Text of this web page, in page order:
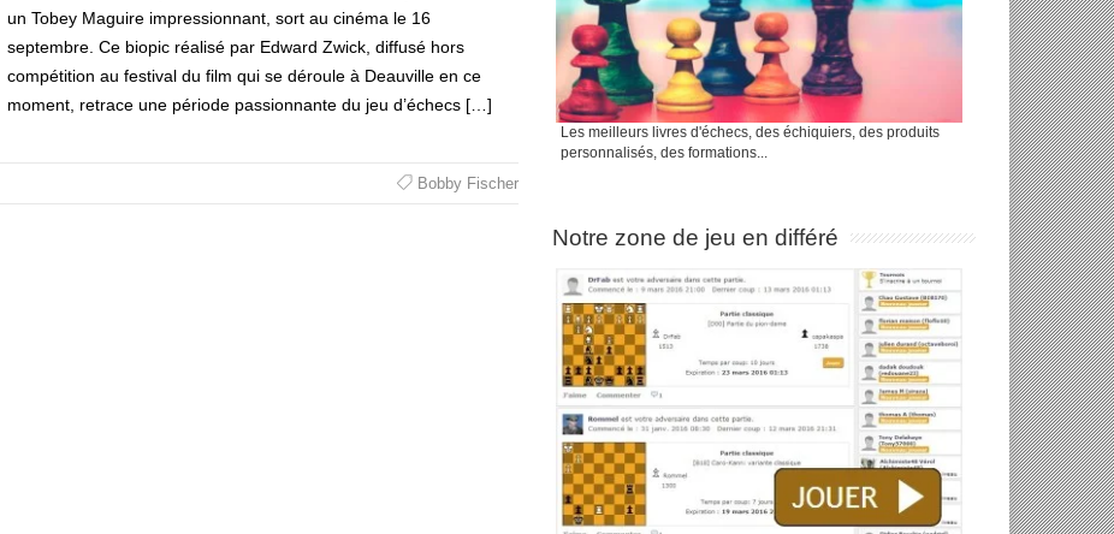
un Tobey Maguire impressionnant, sort au cinéma le 16
septembre. Ce biopic réalisé par Edward Zwick, diffusé hors
compétition au festival du film qui se déroule à Deauville en ce
moment, retrace une période passionnante du jeu d’échecs […]
Bobby Fischer
Les meilleurs livres d'échecs, des échiquiers, des produits
personnalisés, des formations...
Notre zone de jeu en différé